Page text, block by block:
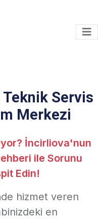
Servis
Merkezi
İncirliova'nun
ile Sorunu
Edin!
hizmet veren
en